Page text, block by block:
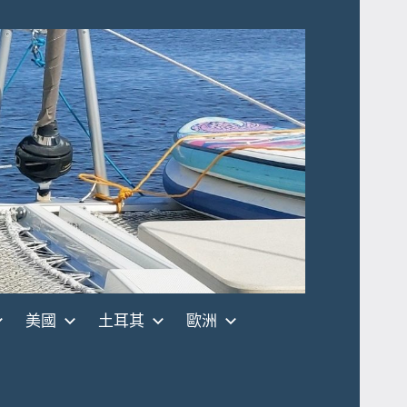
美國 土耳其 歐洲